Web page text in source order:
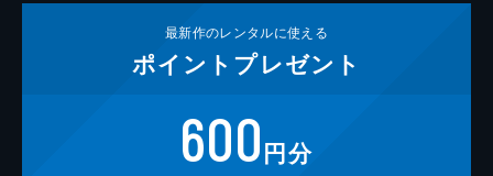
最新作のレンタルに使える
ポイント プレゼント
600円分